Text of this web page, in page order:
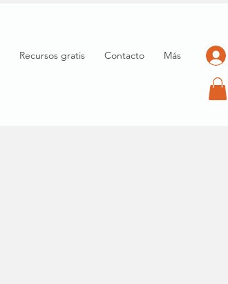
Recursos gratis Contacto Más